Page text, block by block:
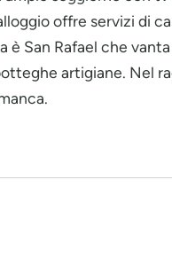
offre servizi di
San Rafael che
artigiane. Nel